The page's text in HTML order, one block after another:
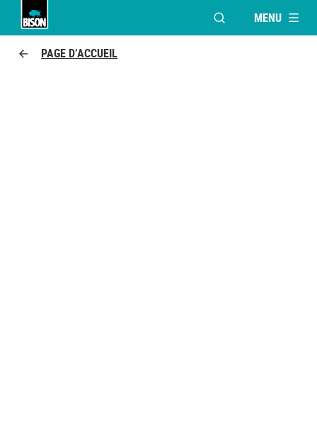
OUVRIR LAMENU
PAGE D’ACCUEIL